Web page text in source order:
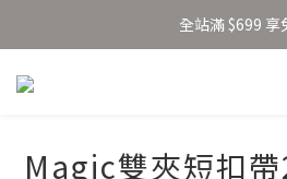
加入新會員得 $100 購
全站滿 $699 享
加入新會員得 $100 購
Magic雙夾短扣